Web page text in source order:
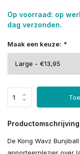
Op voorraad: op
dag verzonden.
Maak een keuze: *
Productomschrijving
De Kong Wavz